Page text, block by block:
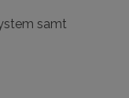
samt